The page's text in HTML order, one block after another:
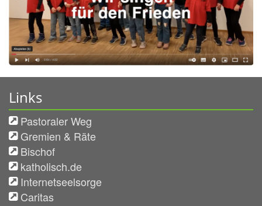
Links
Pastoraler Weg
Gremien & Räte
Bischof
katholisch.de
Internetseelsorge
Caritas